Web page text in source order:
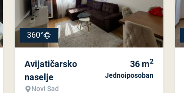
360°
Avijatičarsko
naselje
Novi Sad
36 m2
Jednoiposoban